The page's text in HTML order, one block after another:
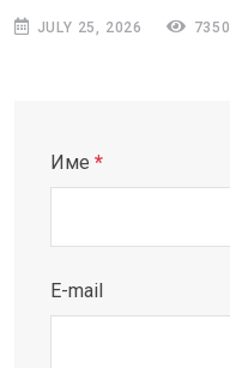
JULY 25, 2026 7350
Име *
E-mail